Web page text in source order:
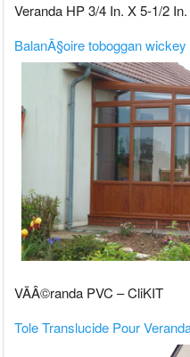
Veranda HP 3/4 In. X 5-1/2
BalanÃ§oire toboggan wickey
VÃÂ©randa PVC – CliKIT
Tole Translucide Pour